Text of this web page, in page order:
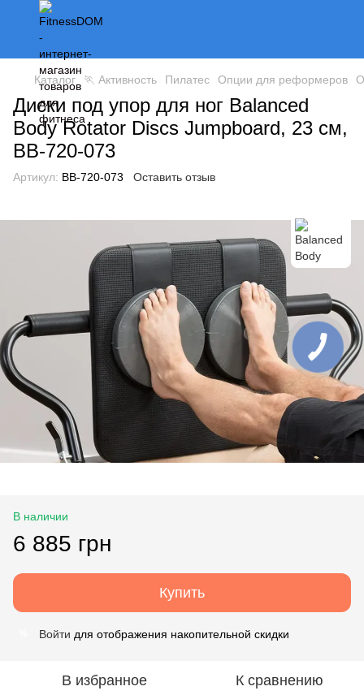
Каталог 🏃 Активность Пилатес Опции для реформеров
Диски под упор для ног Balanced
Body Rotator Discs Jumpboard, 23 см,
BB-720-073
Артикул: BB-720-073 Оставить отзыв
В наличии
6 885 грн
Купить
Войти для отображения накопительной скидки
В избранное К сравнению